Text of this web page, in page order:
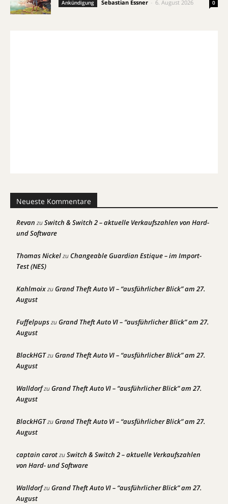
Ankündigung Sebastian Essner 6. August 2026 0
Neueste Kommentare
Revan zuSwitch & Switch 2 – aktuelle Verkaufszahlen von Hard-
und Software
Thomas NickelzuChangeable Guardian Estique – im Import-
Test (NES)
KahlmoixzuGrand Theft Auto VI – “ausführlicher Blick” am 27.
August
FuffelpupszuGrand Theft Auto VI – “ausführlicher Blick” am 27.
August
BlackHGTzuGrand Theft Auto VI – “ausführlicher Blick” am 27.
August
WalldorfzuGrand Theft Auto VI – “ausführlicher Blick” am 27.
August
BlackHGTzuGrand Theft Auto VI – “ausführlicher Blick” am 27.
August
captain carotzuSwitch & Switch 2 – aktuelle Verkaufszahlen
von Hard- und Software
WalldorfzuGrand Theft Auto VI – “ausführlicher Blick” am 27.
August